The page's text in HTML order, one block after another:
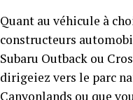
Quant au véhicule à
constructeurs
Subaru Outback ou
dirigeiez vers le parc
Canyonlands ou que